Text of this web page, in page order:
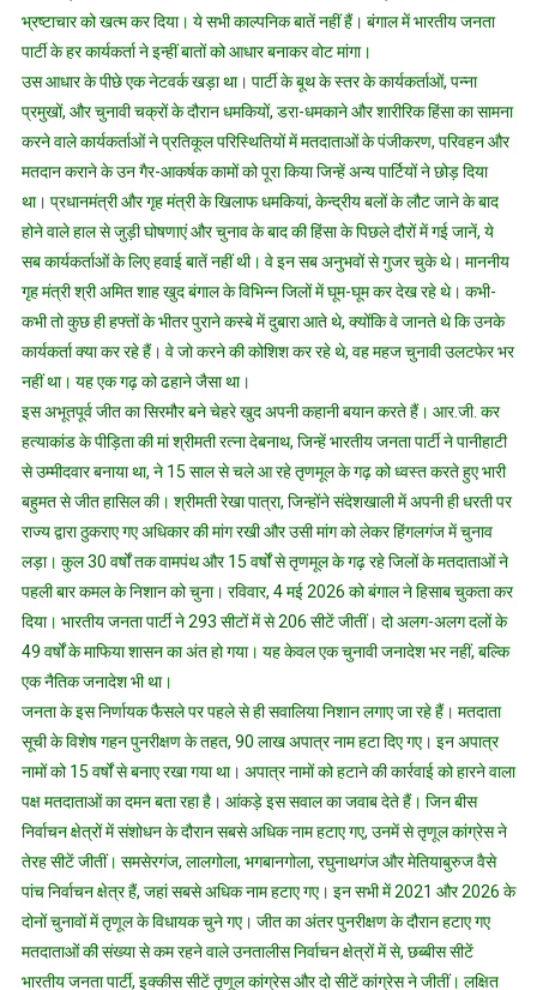
भ्रष्टाचार को खत्म कर दिया। ये सभी काल्पनिक बातें नहीं हैं। बंगाल में भारतीय जनता
पार्टी के हर कार्यकर्ता ने इन्हीं बातों को आधार बनाकर वोट मांगा।
उस आधार के पीछे एक नेटवर्क खड़ा था। पार्टी के बूथ के स्तर के कार्यकर्ताओं, पन्ना
प्रमुखों, और चुनावी चक्रों के दौरान धमकियों, डरा-धमकाने और शारीरिक हिंसा का सामना
करने वाले कार्यकर्ताओं ने प्रतिकूल परिस्थितियों में मतदाताओं के पंजीकरण, परिवहन और
मतदान कराने के उन गैर-आकर्षक कामों को पूरा किया जिन्हें अन्य पार्टियों ने छोड़ दिया
था। प्रधानमंत्री और गृह मंत्री के खिलाफ धमकियां, केन्द्रीय बलों के लौट जाने के बाद
होने वाले हाल से जुड़ी घोषणाएं और चुनाव के बाद की हिंसा के पिछले दौरों में गई जानें, ये
सब कार्यकर्ताओं के लिए हवाई बातें नहीं थी। वे इन सब अनुभवों से गुजर चुके थे। माननीय
गृह मंत्री श्री अमित शाह खुद बंगाल के विभिन्न जिलों में घूम-घूम कर देख रहे थे। कभी-
कभी तो कुछ ही हफ्तों के भीतर पुराने कस्बे में दुबारा आते थे, क्योंकि वे जानते थे कि उनके
कार्यकर्ता क्या कर रहे हैं। वे जो करने की कोशिश कर रहे थे, वह महज चुनावी उलटफेर भर
नहीं था। यह एक गढ़ को ढहाने जैसा था।
इस अभूतपूर्व जीत का सिरमौर बने चेहरे खुद अपनी कहानी बयान करते हैं। आर.जी. कर
हत्याकांड के पीड़िता की मां श्रीमती रत्ना देबनाथ, जिन्हें भारतीय जनता पार्टी ने पानीहाटी
से उम्मीदवार बनाया था, ने 15 साल से चले आ रहे तृणमूल के गढ़ को ध्वस्त करते हुए भारी
बहुमत से जीत हासिल की। ​​श्रीमती रेखा पात्रा, जिन्होंने संदेशखाली में अपनी ही धरती पर
राज्य द्वारा ठुकराए गए अधिकार की मांग रखी और उसी मांग को लेकर हिंगलगंज में चुनाव
लड़ा। कुल 30 वर्षों तक वामपंथ और 15 वर्षों से तृणमूल के गढ़ रहे जिलों के मतदाताओं ने
पहली बार कमल के निशान को चुना। रविवार, 4 मई 2026 को बंगाल ने हिसाब चुकता कर
दिया। भारतीय जनता पार्टी ने 293 सीटों में से 206 सीटें जीतीं। दो अलग-अलग दलों के
49 वर्षों के माफिया शासन का अंत हो गया। यह केवल एक चुनावी जनादेश भर नहीं, बल्कि
एक नैतिक जनादेश भी था।
जनता के इस निर्णायक फैसले पर पहले से ही सवालिया निशान लगाए जा रहे हैं। मतदाता
सूची के विशेष गहन पुनरीक्षण के तहत, 90 लाख अपात्र नाम हटा दिए गए। इन अपात्र
नामों को 15 वर्षों से बनाए रखा गया था। अपात्र नामों को हटाने की कार्रवाई को हारने वाला
पक्ष मतदाताओं का दमन बता रहा है। आंकड़े इस सवाल का जवाब देते हैं। जिन बीस
निर्वाचन क्षेत्रों में संशोधन के दौरान सबसे अधिक नाम हटाए गए, उनमें से तृणूल कांग्रेस ने
तेरह सीटें जीतीं। समसेरगंज, लालगोला, भगबानगोला, रघुनाथगंज और मेतियाबुरुज वैसे
पांच निर्वाचन क्षेत्र हैं, जहां सबसे अधिक नाम हटाए गए। इन सभी में 2021 और 2026 के
दोनों चुनावों में तृणूल के विधायक चुने गए। जीत का अंतर पुनरीक्षण के दौरान हटाए गए
मतदाताओं की संख्या से कम रहने वाले उनतालीस निर्वाचन क्षेत्रों में से, छब्बीस सीटें
भारतीय जनता पार्टी, इक्कीस सीटें तृणूल कांग्रेस और दो सीटें कांग्रेस ने जीतीं। लक्षित